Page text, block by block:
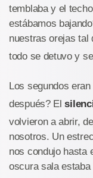
temblaba y el
estábamos
nuestras orejas tal
todo se detuvo y
Los segundos
después? El
volvieron a abrir,
nosotros. Un
nos condujo hasta
oscura sala